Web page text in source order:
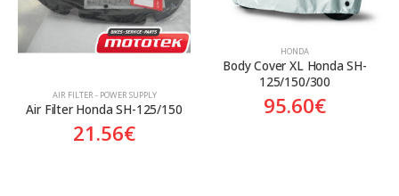
AIR FILTER - POWER SUPPLY
Air Filter Honda SH-125/150
21.56€
HONDA
Body Cover XL Honda SH-
125/150/300
95.60€